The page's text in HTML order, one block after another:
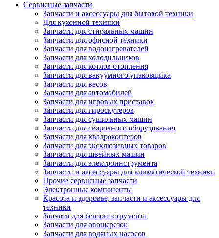
Сервисные запчасти
Запчасти и аксессуары для бытовой техники
Для кухонной техники
Запчасти для стиральных машин
Запчасти для офисной техники
Запчасти для водонагревателей
Запчасти для холодильников
Запчасти для котлов отопления
Запчасти для вакуумного упаковщика
Запчасти для весов
Запчасти для автомобилей
Запчасти для игровых приставок
Запчасти для гироскутеров
Запчасти для сушильных машин
Запчасти для сварочного оборудования
Запчасти для квадрокоптеров
Запчасти для эксклюзивных товаров
Запчасти для швейных машин
Запчасти для электроинструмента
Запчасти и аксессуары для климатической техники
Прочие сервисные запчасти
Электронные компоненты
Красота и здоровье, запчасти и аксессуары для
техники
Запчати для бензоинструмента
Запчасти для овощерезок
Запчасти для водяных насосов